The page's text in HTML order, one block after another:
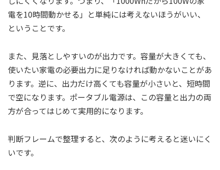
電を10時間動かせる」と単純には考えないほうがいい、
ということです。
また、見落としやすいのが出力です。容量が大きくても、
使いたい家電の必要出力に足りなければ動かないことがあ
ります。逆に、出力だけ高くても容量が小さいと、短時間
で空になります。ポータブル電源は、この容量と出力の両
方が合ってはじめて実用的になります。
判断フレームで整理すると、次のように考えると迷いにく
いです。